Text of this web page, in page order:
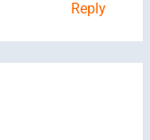
Reply